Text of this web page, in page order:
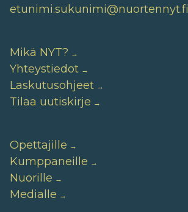
etunimi.sukunimi@nuortennyt.fi
Mikä NYT?
Yhteystiedot
Laskutusohjeet
Tilaa uutiskirje
Opettajille
Kumppaneille
Nuorille
Medialle